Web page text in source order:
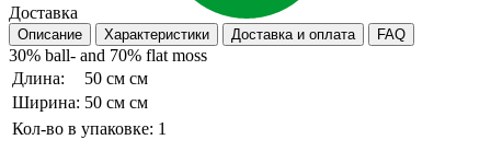
Доставка
Описание Характеристики Доставка и оплата FAQ
30% ball- and 70% flat moss
Длина:
50 см см
Ширина: 50 см см
Кол-во в упаковке: 1